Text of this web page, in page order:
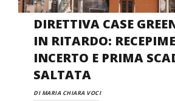
DIRETTIVA CASE
IN RITARDO:
INCERTO E PRIMA
SALTATA
DI MARIA CHIARA VOCI